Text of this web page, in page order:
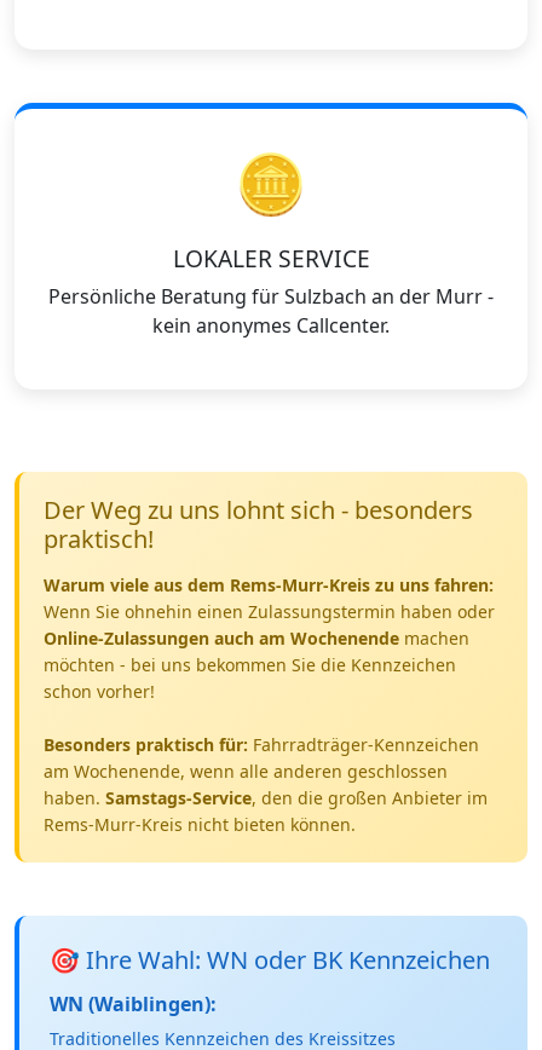
🪙
LOKALER SERVICE
Persönliche Beratung für Sulzbach an der Murr -
kein anonymes Callcenter.
Der Weg zu uns lohnt sich - besonders
praktisch!
Warum viele aus dem Rems-Murr-Kreis zu uns fahren:
Wenn Sie ohnehin einen Zulassungstermin haben oder
Online-Zulassungen auch am Wochenende machen
möchten - bei uns bekommen Sie die Kennzeichen
schon vorher!
Besonders praktisch für: Fahrradträger-Kennzeichen
am Wochenende, wenn alle anderen geschlossen
haben. Samstags-Service, den die großen Anbieter im
Rems-Murr-Kreis nicht bieten können.
🎯 Ihre Wahl: WN oder BK Kennzeichen
WN (Waiblingen):
Traditionelles Kennzeichen des Kreissitzes